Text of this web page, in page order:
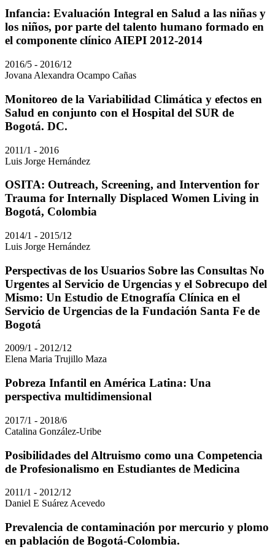
Infancia: Evaluación Integral en Salud a las niñas y
los niños, por parte del talento humano formado en
el componente clínico AIEPI 2012-2014
2016/5 - 2016/12
Jovana Alexandra Ocampo Cañas
Monitoreo de la Variabilidad Climática y efectos en
Salud en conjunto con el Hospital del SUR de
Bogotá. DC.
2011/1 - 2016
Luis Jorge Hernández
OSITA: Outreach, Screening, and Intervention for
Trauma for Internally Displaced Women Living in
Bogotá, Colombia
2014/1 - 2015/12
Luis Jorge Hernández
Perspectivas de los Usuarios Sobre las Consultas No
Urgentes al Servicio de Urgencias y el Sobrecupo del
Mismo: Un Estudio de Etnografía Clínica en el
Servicio de Urgencias de la Fundación Santa Fe de
Bogotá
2009/1 - 2012/12
Elena Maria Trujillo Maza
Pobreza Infantil en América Latina: Una
perspectiva multidimensional
2017/1 - 2018/6
Catalina González-Uribe
Posibilidades del Altruismo como una Competencia
de Profesionalismo en Estudiantes de Medicina
2011/1 - 2012/12
Daniel E Suárez Acevedo
Prevalencia de contaminación por mercurio y plomo
en pablación de Bogotá-Colombia.